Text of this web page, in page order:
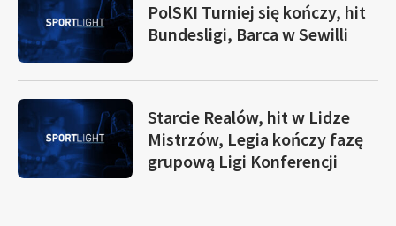
PolSKI Turniej się kończy, hit
Bundesligi, Barca w Sewilli
Starcie Realów, hit w Lidze
Mistrzów, Legia kończy fazę
grupową Ligi Konferencji